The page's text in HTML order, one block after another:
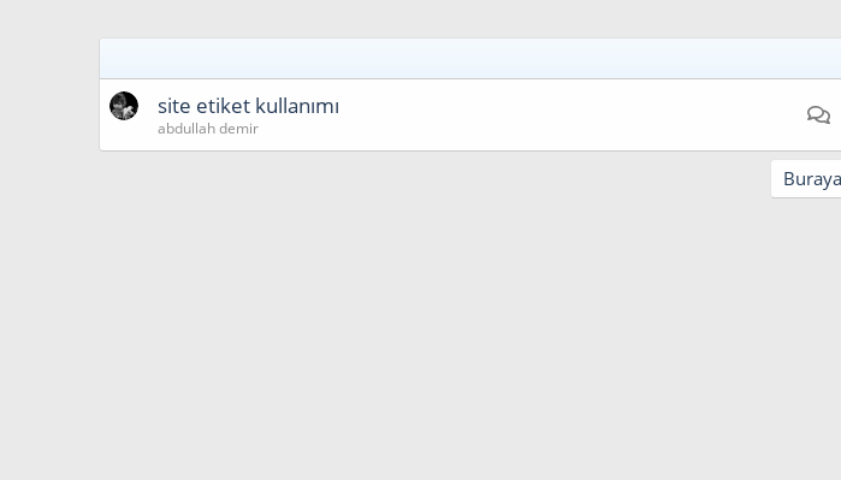
site etiket kullanımı
abdullah demir